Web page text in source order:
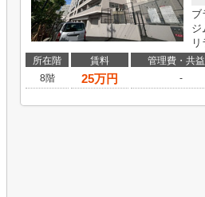
ブ
ジ
所在階 賃料 管理費・共
8階
25万円 -